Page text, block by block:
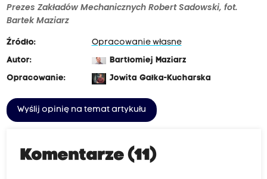
Prezes Zakładów Mechanicznych Robert Sadowski, fot.
Bartek Maziarz
Źródło:
Opracowanie własne
Autor:
Bartłomiej Maziarz
Opracowanie:
Jowita Gałka-Kucharska
Wyślij opinię na temat artykułu
Komentarze (11)